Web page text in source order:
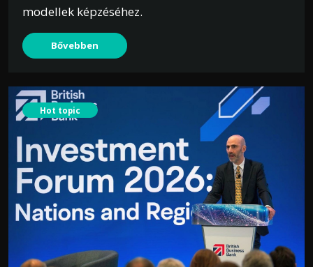
modellek képzéséhez.
Bővebben
Hot topic